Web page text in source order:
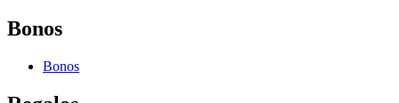
Bonos
Bonos